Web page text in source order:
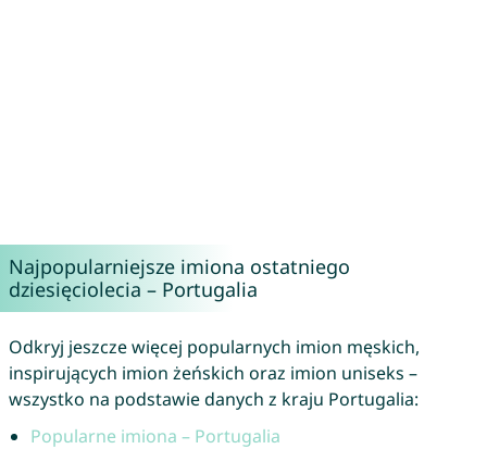
Najpopularniejsze imiona ostatniego
dziesięciolecia – Portugalia
Odkryj jeszcze więcej popularnych imion męskich,
inspirujących imion żeńskich oraz imion uniseks –
wszystko na podstawie danych z kraju Portugalia:
Popularne imiona – Portugalia